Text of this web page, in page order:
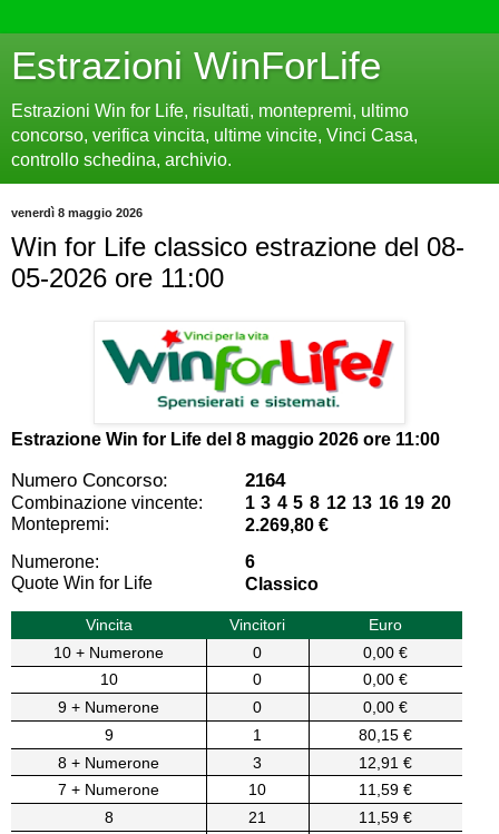
Estrazioni WinForLife
Estrazioni Win for Life, risultati, montepremi, ultimo
concorso, verifica vincita, ultime vincite, Vinci Casa,
controllo schedina, archivio.
venerdì 8 maggio 2026
Win for Life classico estrazione del 08-
05-2026 ore 11:00
Estrazione Win for Life del 8 maggio 2026 ore 11:00
Numero Concorso: 2164
Combinazione vincente:
1 3 4 5 8 12 13 16 19 20
Montepremi:
2.269,80 €
Numerone:
6
Quote Win for Life
Classico
Vincita Vincitori
Euro
10 + Numerone
0
0,00 €
10
0
0,00 €
9 + Numerone
0
0,00 €
9
1
80,15 €
8 + Numerone
3
12,91 €
7 + Numerone
10
11,59 €
8
21
11,59 €